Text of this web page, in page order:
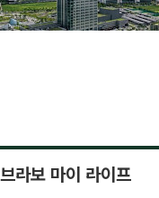
브라보 마이 라이프